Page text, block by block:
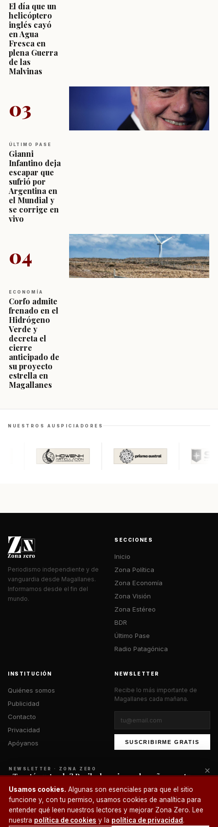
El día que un
helicóptero
inglés cayó
en Agua
Fresca en
plena Guerra
de las
Malvinas
03
ÚLTIMO PASE
Gianni
Infantino deja
escapar que
sufrió por
Argentina en
el Mundial y
se corrige en
vivo
04
ECONOMÍA
Corfo admite
frenado en el
Hidrógeno
Verde y
decreta el
cierre
anticipado de
su proyecto
estrella en
Magallanes
NUESTROS AUSPICIADORES
Periodismo independiente y de
vanguardia desde Magallanes.
Informamos desde el fin del
mundo.
SECCIONES
Inicio
Zona Política
Zona Economía
Zona Visión
Zona Estéreo
BDR
Último Pase
Radio Patagónica
INSTITUCIÓN
Quiénes somos
Publicidad
Contacto
Privacidad
Apóyanos
NEWSLETTER
Recibe lo más importante de
Magallanes cada mañana.
SUSCRIBIRME GRATIS
© 2026 Zona Zero Media. Todos los derechos reservados.
Usamos cookies. Algunas son esenciales para que el sitio
funcione y, con tu permiso, usamos cookies de analítica para
entender qué leen nuestros lectores y mejorar Zona Zero. Lee
nuestra política de cookies y la política de privacidad.
¿Un café?
NEWSLETTER · ZONA ZERO
¿Te está gustando? Recibe lo mejor cada mañana en tu
correo.
SUSCRIBIRME
×